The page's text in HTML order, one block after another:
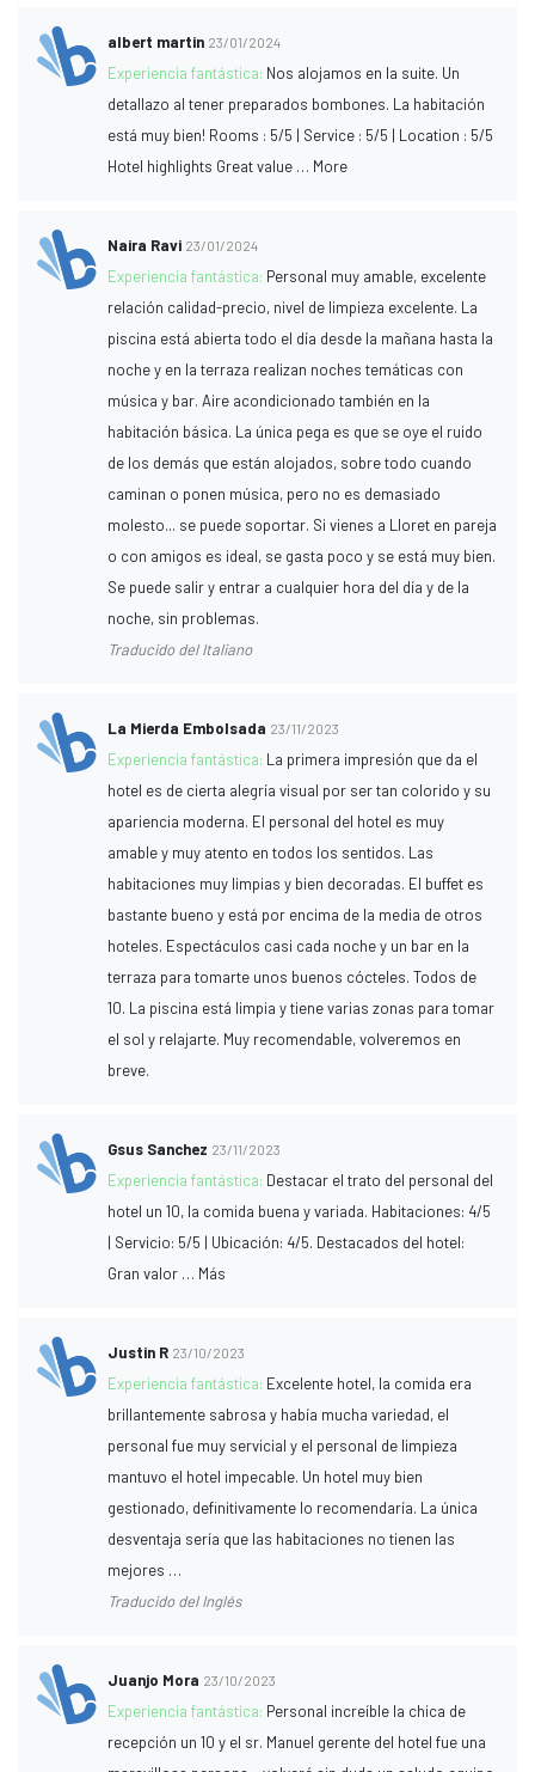
albert martin 23/01/2024
Experiencia fantástica: Nos alojamos en la suite. Un
detallazo al tener preparados bombones. La habitación
está muy bien! Rooms : 5/5 | Service : 5/5 | Location : 5/5
Hotel highlights Great value … More
Naira Ravi 23/01/2024
Experiencia fantástica: Personal muy amable, excelente
relación calidad-precio, nivel de limpieza excelente. La
piscina está abierta todo el día desde la mañana hasta la
noche y en la terraza realizan noches temáticas con
música y bar. Aire acondicionado también en la
habitación básica. La única pega es que se oye el ruido
de los demás que están alojados, sobre todo cuando
caminan o ponen música, pero no es demasiado
molesto... se puede soportar. Si vienes a Lloret en pareja
o con amigos es ideal, se gasta poco y se está muy bien.
Se puede salir y entrar a cualquier hora del día y de la
noche, sin problemas.
Traducido del Italiano
La Mierda Embolsada 23/11/2023
Experiencia fantástica: La primera impresión que da el
hotel es de cierta alegría visual por ser tan colorido y su
apariencia moderna. El personal del hotel es muy
amable y muy atento en todos los sentidos. Las
habitaciones muy limpias y bien decoradas. El buffet es
bastante bueno y está por encima de la media de otros
hoteles. Espectáculos casi cada noche y un bar en la
terraza para tomarte unos buenos cócteles. Todos de
10. La piscina está limpia y tiene varias zonas para tomar
el sol y relajarte. Muy recomendable, volveremos en
breve.
Gsus Sanchez 23/11/2023
Experiencia fantástica: Destacar el trato del personal del
hotel un 10, la comida buena y variada. Habitaciones: 4/5
| Servicio: 5/5 | Ubicación: 4/5. Destacados del hotel:
Gran valor … Más
Justin R 23/10/2023
Experiencia fantástica: Excelente hotel, la comida era
brillantemente sabrosa y había mucha variedad, el
personal fue muy servicial y el personal de limpieza
mantuvo el hotel impecable. Un hotel muy bien
gestionado, definitivamente lo recomendaría. La única
desventaja sería que las habitaciones no tienen las
mejores …
Traducido del Inglés
Juanjo Mora 23/10/2023
Experiencia fantástica: Personal increíble la chica de
recepción un 10 y el sr. Manuel gerente del hotel fue una